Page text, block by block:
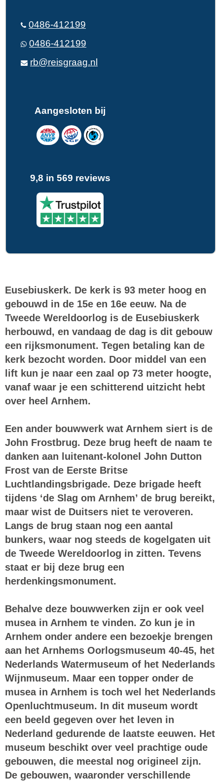
0486-412199
0486-412199
rb@reisgraag.nl
Aangesloten bij
9,8 in 569 reviews
Eusebiuskerk. De kerk is 93 meter hoog en
gebouwd in de 15e en 16e eeuw. Na de
Tweede Wereldoorlog is de Eusebiuskerk
herbouwd, en vandaag de dag is dit gebouw
een rijksmonument. Tegen betaling kan de
kerk bezocht worden. Door middel van een
lift kun je naar een zaal op 73 meter hoogte,
vanaf waar je een schitterend uitzicht hebt
over heel Arnhem.
Een ander bouwwerk wat Arnhem siert is de
John Frostbrug. Deze brug heeft de naam te
danken aan luitenant-kolonel John Dutton
Frost van de Eerste Britse
Luchtlandingsbrigade. Deze brigade heeft
tijdens ‘de Slag om Arnhem’ de brug bereikt,
maar wist de Duitsers niet te veroveren.
Langs de brug staan nog een aantal
bunkers, waar nog steeds de kogelgaten uit
de Tweede Wereldoorlog in zitten. Tevens
staat er bij deze brug een
herdenkingsmonument.
Behalve deze bouwwerken zijn er ook veel
museain Arnhem te vinden. Zo kun je in
Arnhem onder andere een bezoekje brengen
aan het Arnhems Oorlogsmuseum 40-45, het
Nederlands Watermuseum of het Nederlands
Wijnmuseum. Maar een topper onder de
musea in Arnhem is toch wel het Nederlands
Openluchtmuseum. In dit museum wordt
een beeld gegeven over het leven in
Nederland gedurende de laatste eeuwen. Het
museum beschikt over veel prachtige oude
gebouwen, die meestal nog origineel zijn.
De gebouwen, waaronder verschillende